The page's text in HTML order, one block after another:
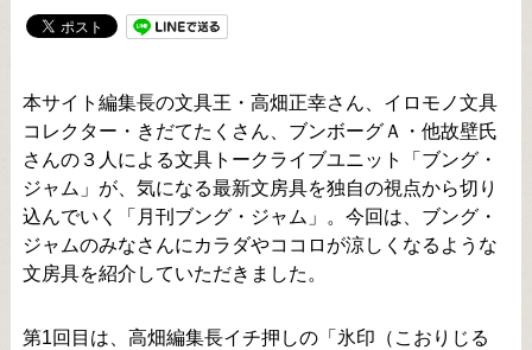
本サイト編集長の文具王・高畑正幸さん、イロモノ文具
コレクター・きだてたくさん、ブンボーグＡ・他故壁氏
さんの３人による文具トークライブユニット「ブング・
ジャム」が、気になる最新文房具を独自の視点から切り
込んでいく「月刊ブング・ジャム」。今回は、ブング・
ジャムのみなさんにカラダやココロが涼しくなるような
文房具を紹介していただきました。
第1回目は、高畑編集長イチ押しの「氷印（こおりじる